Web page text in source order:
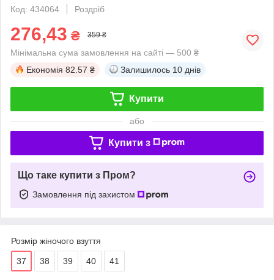
Код: 434064
Роздріб
276,43 ₴ 359 ₴
Мінімальна сума замовлення на сайті — 500 ₴
Економія 82.57 ₴ Залишилось 10 днів
Купити
або
Купити з
Що таке купити з Пром?
Замовлення під захистом
Розмір жіночого взуття
37 38 39 40 41